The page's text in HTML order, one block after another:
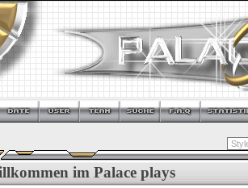
im Palace plays